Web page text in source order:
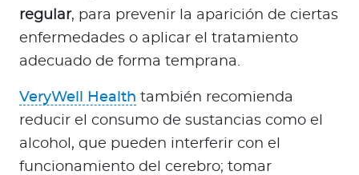
regular, para prevenir la aparición de ciertas
enfermedades o aplicar el tratamiento
adecuado de forma temprana.
VeryWell Health también recomienda
reducir el consumo de sustancias como el
alcohol, que pueden interferir con el
funcionamiento del cerebro; tomar